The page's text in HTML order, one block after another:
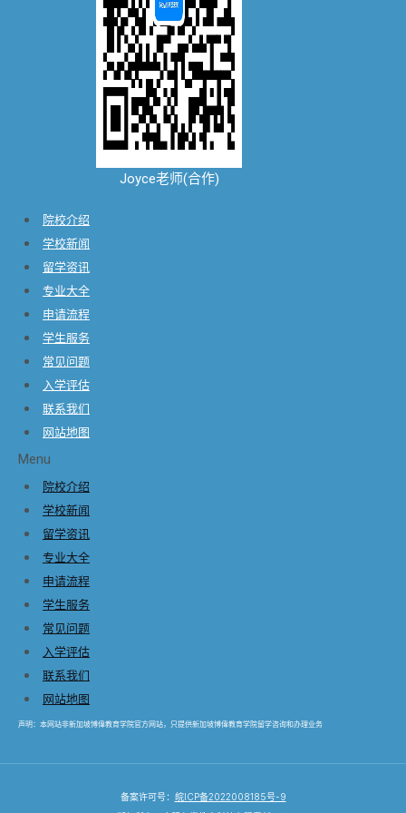
Joyce老师(合作)
院校介绍
学校新闻
留学资讯
专业大全
申请流程
学生服务
常见问题
入学评估
联系我们
网站地图
Menu
院校介绍
学校新闻
留学资讯
专业大全
申请流程
学生服务
常见问题
入学评估
联系我们
网站地图
声明：本网站非新加坡博偉教育学院​官方网站，只提供新加坡博偉教育学院​留学咨询和办理业务
备案许可号： 皖ICP备2022008185号-9